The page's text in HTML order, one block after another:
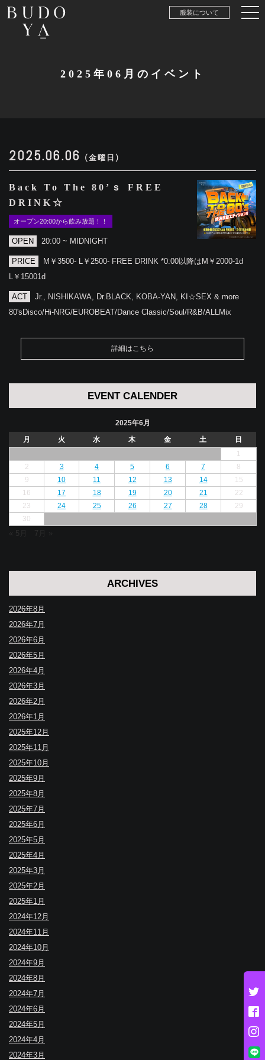
服装について
2025年06月のイベント
2025.06.06 (金曜日)
Back To The 80’ｓ FREE
DRINK☆
オープン20:00から飲み放題！！
OPEN 20:00 ~ MIDNIGHT
PRICE
M￥3500- L￥2500- FREE DRINK *0:00以降はM￥2000-1d
L￥15001d
ACT
Jr., NISHIKAWA, Dr.BLACK, KOBA-YAN, KI☆SEX & more
80'sDisco/Hi-NRG/EUROBEAT/Dance Classic/Soul/R&B/ALLMix
詳細はこちら
EVENT CALENDER
2025年6月
月
火 水 木 金 土
日
1
2
3 4 5 6 7
8
9
10 11 12 13 14
15
16
17 18 19 20 21
22
23
24 25 26 27 28
29
30
« 5月 7月 »
ARCHIVES
2026年8月
2026年7月
2026年6月
2026年5月
2026年4月
2026年3月
2026年2月
2026年1月
2025年12月
2025年11月
2025年10月
2025年9月
2025年8月
2025年7月
2025年6月
2025年5月
2025年4月
2025年3月
2025年2月
2025年1月
2024年12月
2024年11月
2024年10月
2024年9月
2024年8月
2024年7月
2024年6月
2024年5月
2024年4月
2024年3月